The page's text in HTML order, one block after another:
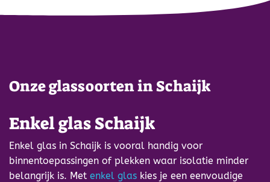
Onze glassoorten in Schaijk
Enkel glas Schaijk
Enkel glas in Schaijk is vooral handig voor
binnentoepassingen of plekken waar isolatie minder
belangrijk is. Met enkel glas kies je een eenvoudige